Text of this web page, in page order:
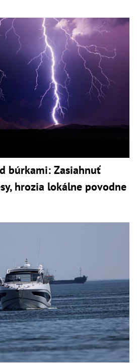
búrkami: Zasiahnuť
hrozia lokálne povodne